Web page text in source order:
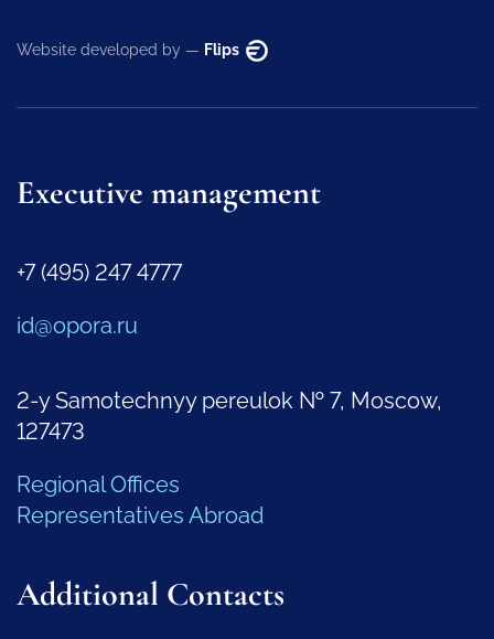
Website developed by — Flips
Executive management
+7 (495) 247 4777
id@opora.ru
2-y Samotechnyy pereulok № 7, Moscow,
127473
Regional Offices
Representatives Abroad
Additional Contacts